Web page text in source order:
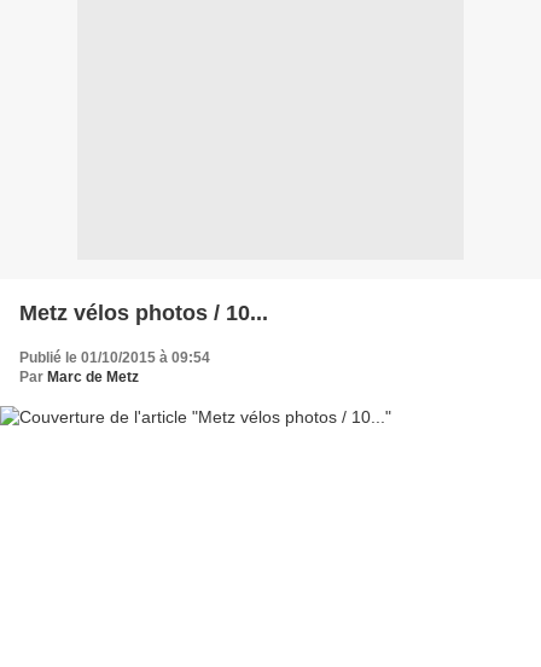
Metz vélos photos / 10...
Publié le 01/10/2015 à 09:54
Par Marc de Metz